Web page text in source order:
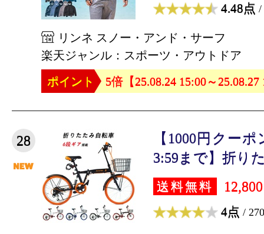
4.48点 /
リンネ スノー・アンド・サーフ
楽天ジャンル：スポーツ・アウトドア
ポイント
5倍【25.08.24 15:00～25.08.27
28
【1000円クー
3:59まで】折り
送料無料
4点 /